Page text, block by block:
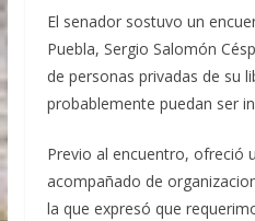
Ex gobernador Ángel
videos clave del caso
El senador sostuvo un
Puebla, Sergio Salomón
de personas privadas de su
probablemente puedan ser
Previo al encuentro, ofreció
acompañado de
la que expresó que